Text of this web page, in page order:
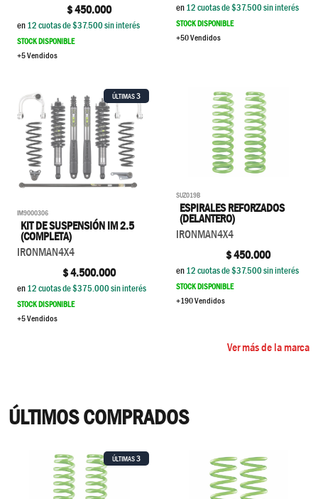
$450.000
en12cuotas de $37.500sin interés
STOCK DISPONIBLE
+5 Vendidos
en12cuotas de $37.500sin interés
STOCK DISPONIBLE
+50 Vendidos
ÚLTIMAS3
IM9000306
KIT DE SUSPENSIÓN IM 2.5
(COMPLETA)
IRONMAN4X4
$4.500.000
en12cuotas de $375.000sin interés
STOCK DISPONIBLE
+5 Vendidos
SUZ019B
ESPIRALES REFORZADOS
(DELANTERO)
IRONMAN4X4
$450.000
en12cuotas de $37.500sin interés
STOCK DISPONIBLE
+190 Vendidos
Ver más de la marca
ÚLTIMOS COMPRADOS
ÚLTIMAS3